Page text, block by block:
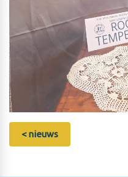
< nieuws